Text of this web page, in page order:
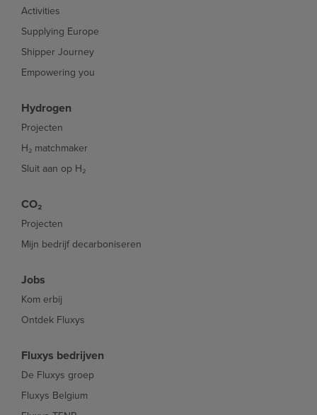
Activities
Supplying Europe
Shipper Journey
Empowering you
Hydrogen
Projecten
H₂ matchmaker
Sluit aan op H₂
CO₂
Projecten
Mijn bedrijf decarboniseren
Jobs
Kom erbij
Ontdek Fluxys
Fluxys bedrijven
De Fluxys groep
Fluxys Belgium